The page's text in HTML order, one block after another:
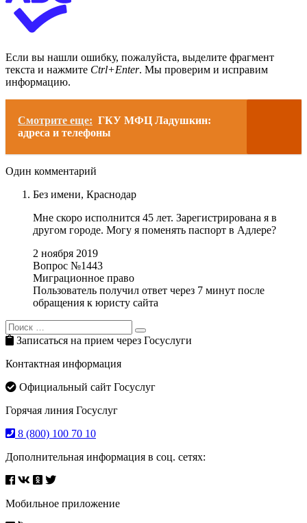
Если вы нашли ошибку, пожалуйста, выделите фрагмент
текста и нажмите Ctrl+Enter. Мы проверим и исправим
информацию.
Смотрите еще: ГКУ МФЦ Ладушкин:
адреса и телефоны
Один комментарий
Без имени, Краснодар
Мне скоро исполнится 45 лет. Зарегистрирована я в
другом городе. Могу я поменять паспорт в Адлере?
2 ноября 2019
Вопрос №1443
Миграционное право
Пользователь получил ответ через 7 минут после
обращения к юристу сайта
Search
for:
Search
Записаться на прием через Госуслуги
Контактная информация
Официальный сайт Госуслуг
Горячая линия Госуслуг
8 (800) 100 70 10
Дополнительная информация в соц. сетях:
Мобильное приложение